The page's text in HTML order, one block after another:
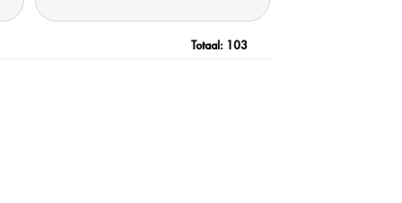
Totaal: 103